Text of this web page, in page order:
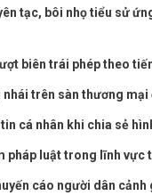
tạc, bôi nhọ tiểu sử
biên trái phép theo
nhái trên sàn thương
cá nhân khi chia sẻ
pháp luật trong lĩnh vực
cáo người dân